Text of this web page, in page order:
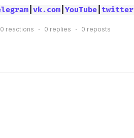
| vk.com| YouTube| twitter|
0 reactions 0 replies 0 reposts